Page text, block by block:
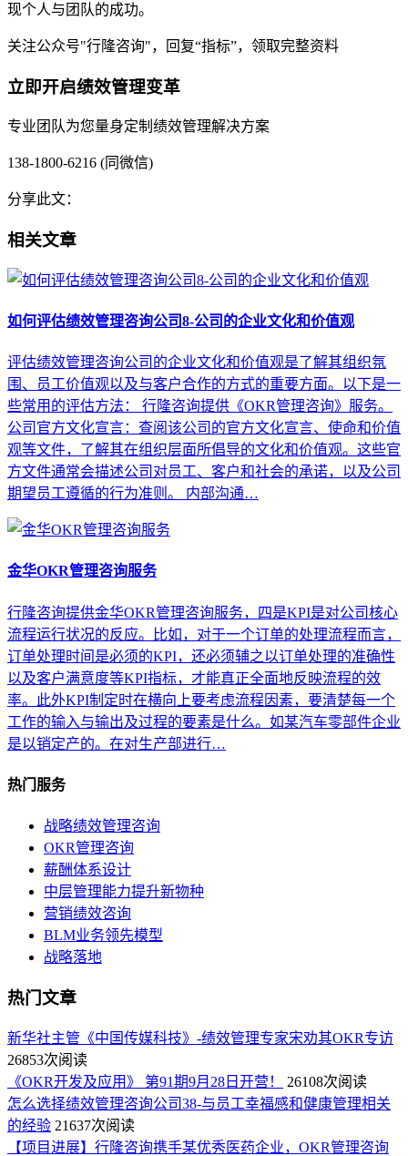
现个人与团队的成功。
关注公众号"行隆咨询"，回复“指标”，领取完整资料
立即开启绩效管理变革
专业团队为您量身定制绩效管理解决方案
138-1800-6216 (同微信)
分享此文：
相关文章
如何评估绩效管理咨询公司8-公司的企业文化和价值观
评估绩效管理咨询公司的企业文化和价值观是了解其组织氛
围、员工价值观以及与客户合作的方式的重要方面。以下是一
些常用的评估方法： 行隆咨询提供《OKR管理咨询》服务。
公司官方文化宣言：查阅该公司的官方文化宣言、使命和价值
观等文件，了解其在组织层面所倡导的文化和价值观。这些官
方文件通常会描述公司对员工、客户和社会的承诺，以及公司
期望员工遵循的行为准则。 内部沟通…
金华OKR管理咨询服务
行隆咨询提供金华OKR管理咨询服务，四是KPI是对公司核心
流程运行状况的反应。比如，对于一个订单的处理流程而言，
订单处理时间是必须的KPI，还必须辅之以订单处理的准确性
以及客户满意度等KPI指标，才能真正全面地反映流程的效
率。此外KPI制定时在横向上要考虑流程因素，要清楚每一个
工作的输入与输出及过程的要素是什么。如某汽车零部件企业
是以销定产的。在对生产部进行…
热门服务
战略绩效管理咨询
OKR管理咨询
薪酬体系设计
中层管理能力提升新物种
营销绩效咨询
BLM业务领先模型
战略落地
热门文章
新华社主管《中国传媒科技》-绩效管理专家宋劝其OKR专访
26853次阅读
《OKR开发及应用》 第91期9月28日开营！
26108次阅读
怎么选择绩效管理咨询公司38-与员工幸福感和健康管理相关
的经验 21637次阅读
【项目进展】行隆咨询携手某优秀医药企业，OKR管理咨询